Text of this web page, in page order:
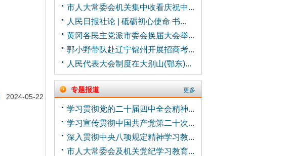
2024-05-22
市人大常委会机关集中收看庆祝中...
人民日报社论 | 砥砺初心使命 书...
黄冈各民主党派市委会换届大会举...
郭小野带队赴辽宁锦州开展招商考...
人民代表大会制度在大别山(鄂东)...
专题报道 更多
学习贯彻党的二十届四中全会精神...
学习宣传贯彻中国共产党第二十次...
深入贯彻中央八项规定精神学习教...
市人大常委会及机关党纪学习教育...